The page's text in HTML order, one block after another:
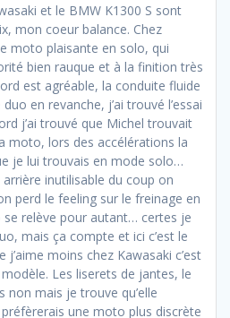
et le BMW K1300 S sont
mon coeur balance. Chez
moto plaisante en solo, qui
bien rauque et à la finition très
est agréable, la conduite fluide
en revanche, j’ai trouvé l’essai
j’ai trouvé que Michel trouvait
moto, lors des accélérations la
je lui trouvais en mode solo…
inutilisable du coup on
perd le feeling sur le freinage en
relève pour autant… certes je
mais ça compte et ici c’est le
moins chez Kawasaki c’est
Les liserets de jantes, le
mais je trouve qu’elle
une moto plus discrète